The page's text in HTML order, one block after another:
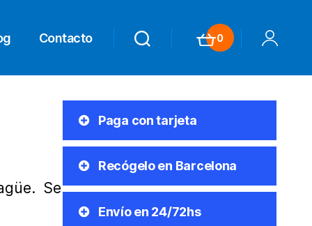
Contacto Search
0
Se
Paga con tarjeta
Recógelo en Barcelona
Envío en 24/72hs